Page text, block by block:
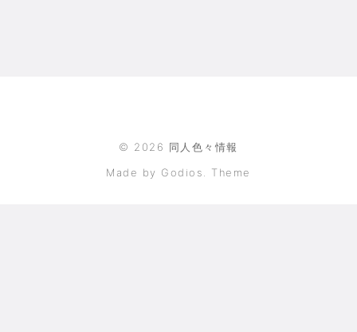
© 2026 同人色々情報
Made by Godios. Theme